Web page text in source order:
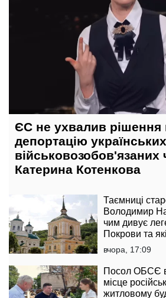
ЄС не ухвалив рішення
депортацію українських
військовозобов'язаних
Катерина Котенкова
Таємниці
Володимир
чим дивує
Покрови та
приховує
вчора, 17:09
Посол ОБСЄ
місце
житловому